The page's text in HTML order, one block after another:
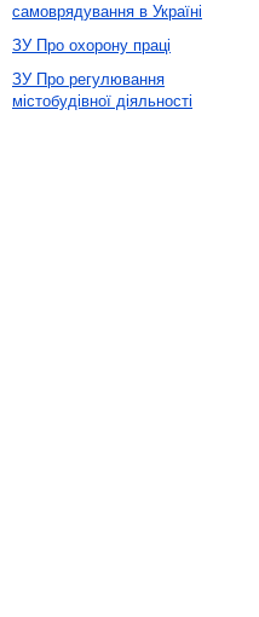
самоврядування в Україні
ЗУ Про охорону праці
ЗУ Про регулювання
містобудівної діяльності